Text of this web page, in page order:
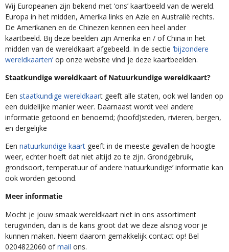
Wij Europeanen zijn bekend met ‘ons’ kaartbeeld van de wereld.
Europa in het midden, Amerika links en Azie en Australië rechts.
De Amerikanen en de Chinezen kennen een heel ander
kaartbeeld. Bij deze beelden zijn Amerika en / of China in het
midden van de wereldkaart afgebeeld. In de sectie ‘bijzondere
wereldkaarten’ op onze website vind je deze kaartbeelden.
Staatkundige wereldkaart of Natuurkundige wereldkaart?
Een staatkundige wereldkaart geeft alle staten, ook wel landen op
een duidelijke manier weer. Daarnaast wordt veel andere
informatie getoond en benoemd; (hoofd)steden, rivieren, bergen,
en dergelijke
Een natuurkundige kaart geeft in de meeste gevallen de hoogte
weer, echter hoeft dat niet altijd zo te zijn. Grondgebruik,
grondsoort, temperatuur of andere ‘natuurkundige’ informatie kan
ook worden getoond.
Meer informatie
Mocht je jouw smaak wereldkaart niet in ons assortiment
terugvinden, dan is de kans groot dat we deze alsnog voor je
kunnen maken. Neem daarom gemakkelijk contact op! Bel
0204822060 ofmail ons.